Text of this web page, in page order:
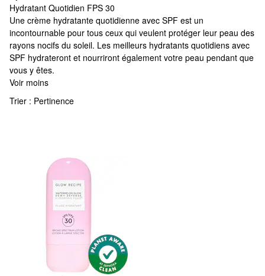
Hydratant Quotidien FPS 30
Hydratant Quotidien FPS 30
Une crème hydratante quotidienne avec SPF est un
incontournable pour tous ceux qui veulent protéger leur peau des
rayons nocifs du soleil. Les meilleurs hydratants quotidiens avec
SPF hydrateront et nourriront également votre peau pendant que
vous y êtes.
Voir moins
Trier : Pertinence